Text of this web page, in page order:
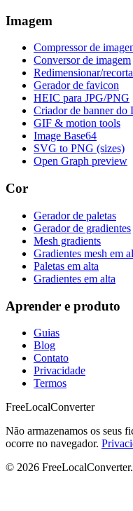
Imagem
Compressor de
Conversor de imagem
Redimensionar/
Gerador de favicon
HEIC para JPG/PNG
Criador de banner do
GIF & motion tools
Image Base64
SVG to PNG (sizes)
Open Graph preview
Cor
Gerador de paletas
Gerador de gradientes
Mesh gradients
Gradientes mesh em
Paletas em alta
Gradientes em alta
Aprender e produto
Guias
Blog
Contato
Privacidade
Termos
FreeLocalConverter
Não armazenamos os seus
ocorre no navegador.
© 2026